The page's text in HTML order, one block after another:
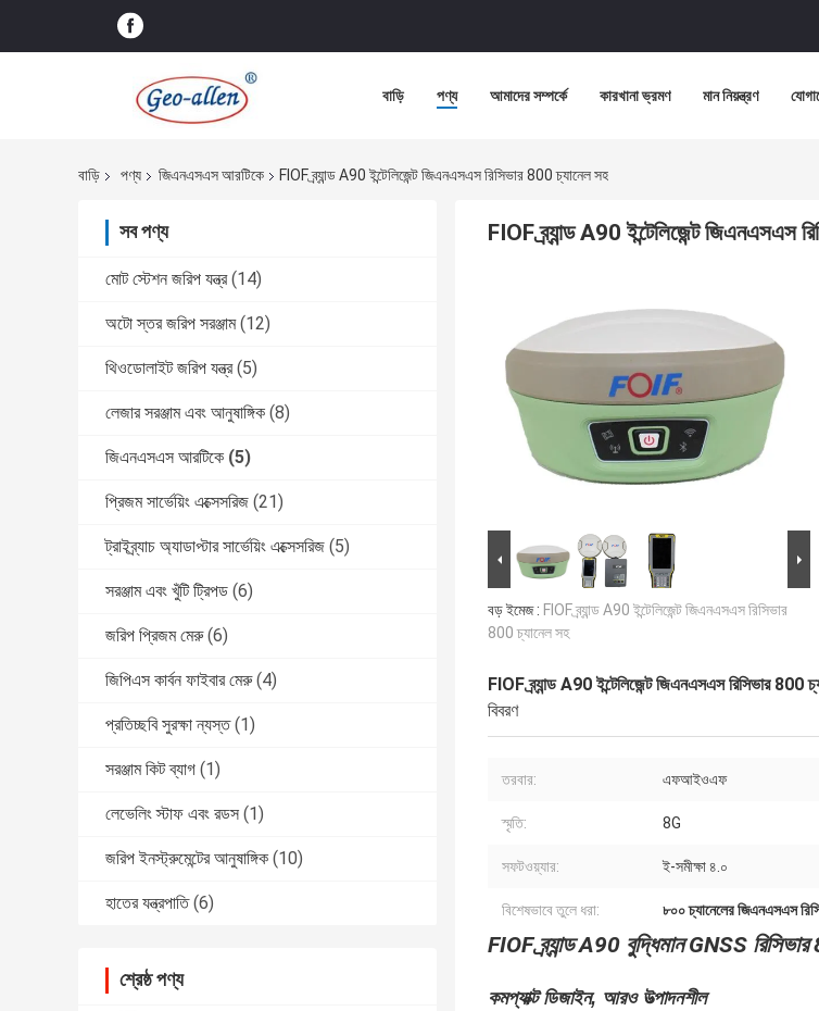
বাড়ি পণ্য আমাদের সম্পর্কে কারখানা ভ্রমণ মান নিয়ন্ত্রণ
বাড়ি পণ্য জিএনএসএস আরটিকে FIOF ব্র্যান্ড A90 ইন্টেলিজেন্ট জিএনএসএস রিসিভার 800 চ্যানেল সহ
সব পণ্য
মোট স্টেশন জরিপ যন্ত্র (14)
অটো স্তর জরিপ সরঞ্জাম (12)
থিওডোলাইট জরিপ যন্ত্র (5)
লেজার সরঞ্জাম এবং আনুষাঙ্গিক (8)
জিএনএসএস আরটিকে (5)
প্রিজম সার্ভেয়িং এক্সেসরিজ (21)
ট্রাইব্র্যাচ অ্যাডাপ্টার সার্ভেয়িং এক্সেসরিজ (5)
সরঞ্জাম এবং খুঁটি ট্রিপড (6)
জরিপ প্রিজম মেরু (6)
জিপিএস কার্বন ফাইবার মেরু (4)
প্রতিচ্ছবি সুরক্ষা ন্যস্ত (1)
সরঞ্জাম কিট ব্যাগ (1)
লেভেলিং স্টাফ এবং রডস (1)
জরিপ ইনস্ট্রুমেন্টের আনুষাঙ্গিক (10)
হাতের যন্ত্রপাতি (6)
শ্রেষ্ঠ পণ্য
FIOF ব্র্যান্ড A90 ইন্টেলিজেন্ট জিএনএসএস
বড় ইমেজ : FIOF ব্র্যান্ড A90 ইন্টেলিজেন্ট জিএনএসএস রিসিভার
800 চ্যানেল সহ
FIOF ব্র্যান্ড A90 ইন্টেলিজেন্ট জিএনএসএস রিসিভার 800
বিবরণ
তরবার: এফআইওএফ
স্মৃতি: 8G
সফটওয়্যার: ই-সমীক্ষা ৪.০
বিশেষভাবে তুলে ধরা: ৮০০ চ্যানেলের জিএনএসএস
FIOF ব্র্যান্ড A90 বুদ্ধিমান GNSS
কমপ্যাক্ট ডিজাইন, আরও উত্পাদনশীল